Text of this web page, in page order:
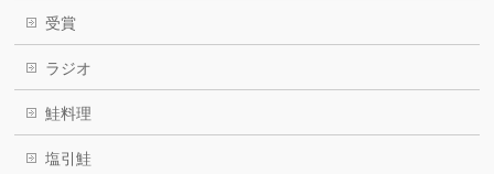
受賞
ラジオ
鮭料理
塩引鮭